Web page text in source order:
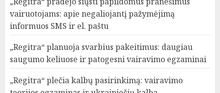
vairuotojams: apie negaliojantį pažymėjimą
informuos SMS ir el. paštu
„Regitra“ planuoja svarbius pakeitimus: daugiau
saugumo keliuose ir patogesni vairavimo egzaminai
„Regitra“ plečia kalbų pasirinkimą: vairavimo